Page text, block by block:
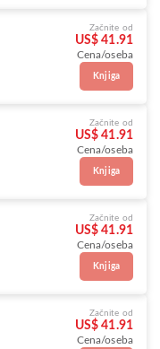
Začnite od
US$ 41.91
Cena/oseba
Knjiga
Začnite od
US$ 41.91
Cena/oseba
Knjiga
Začnite od
US$ 41.91
Cena/oseba
Knjiga
Začnite od
US$ 41.91
Cena/oseba